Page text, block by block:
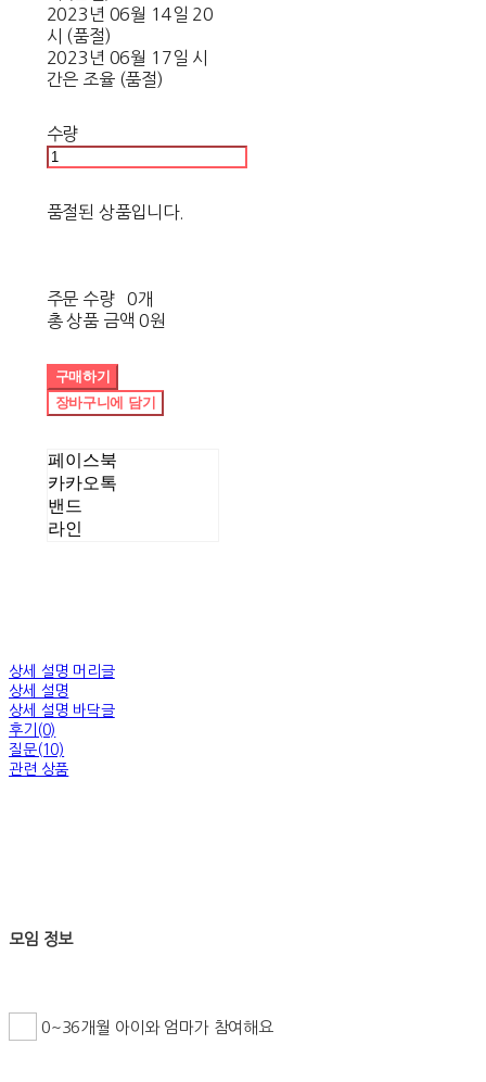
2023년 06월 14일 20
시 (품절)
2023년 06월 17일 시
간은 조율 (품절)
수량
품절된 상품입니다.
주문 수량
0개
총 상품 금액 0원
구매하기
장바구니에 담기
페이스북
카카오톡
밴드
라인
상세 설명 머리글
상세 설명
상세 설명 바닥글
후기(0)
질문(10)
관련 상품
모임 정보
0~36개월 아이와 엄마가 참여해요